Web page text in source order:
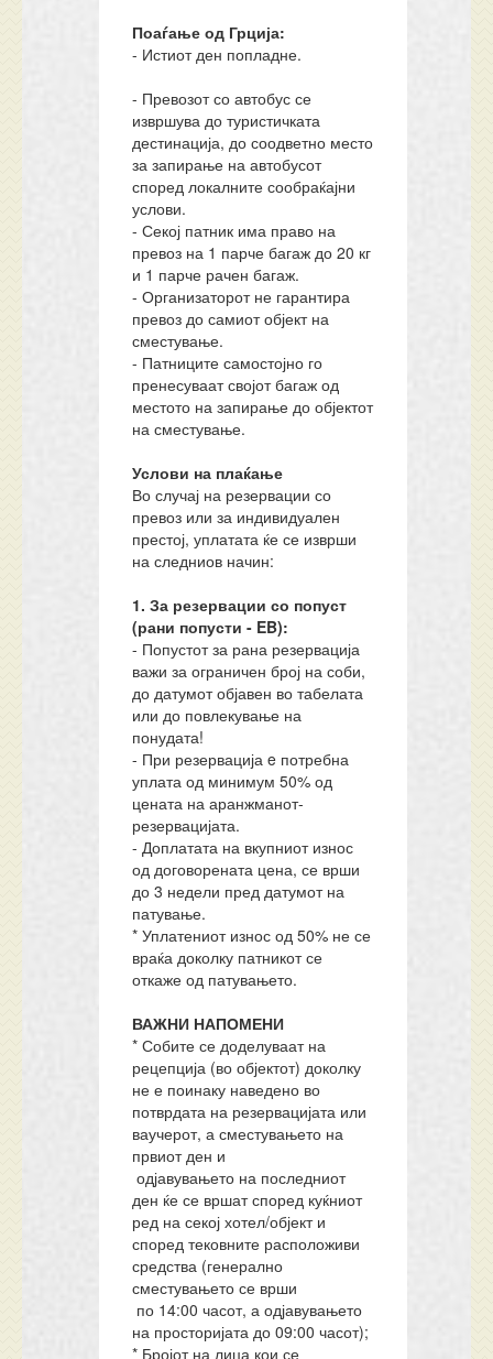
Поаѓање од Грција:
- Истиот ден попладне.
- Превозот со автобус се
извршува до туристичката
дестинација, до соодветно место
за запирање на автобусот
според локалните сообраќајни
услови.
- Секој патник има право на
превоз на 1 парче багаж до 20 кг
и 1 парче рачен багаж.
- Организаторот не гарантира
превоз до самиот објект на
сместување.
- Патниците самостојно го
пренесуваат својот багаж од
местото на запирање до објектот
на сместување.
Услови на плаќање
Во случај на резервации со
превоз или за индивидуален
престој, уплатата ќе се изврши
на следниов начин:
1. За резервации со попуст
(рани попусти - EB):
- Попустот за рана резервација
важи за ограничен број на соби,
до датумот објавен во табелата
или до повлекување на
понудата!
- При резервација e потребна
уплата од минимум 50% од
цената на аранжманот-
резервацијата.
- Доплатата на вкупниот износ
од договорената цена, се врши
до 3 недели пред датумот на
патување.
* Уплатениот износ од 50% не се
враќа доколку патникот се
откаже од патувањето.
ВАЖНИ НАПОМЕНИ
* Собите се доделуваат на
рецепција (во објектот) доколку
не е поинаку наведено во
потврдата на резервацијата или
ваучерот, а сместувањето на
првиот ден и
одјавувањето на последниот
ден ќе се вршат според куќниот
ред на секој хотел/објект и
според тековните расположиви
средства (генерално
сместувањето се врши
по 14:00 часот, а одјавувањето
на просторијата до 09:00 часот);
* Бројот на лица кои се